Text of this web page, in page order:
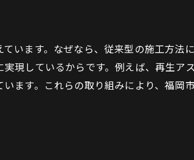
持続可能性を高める舗装工事の工夫とは
都市開発と両立する舗装工事の発展例
舗装工事がもたらす環境負荷低減効果
います。なぜなら、従来型の施工方法
現しているからです。例えば、再生
ます。これらの取り組みにより、福岡